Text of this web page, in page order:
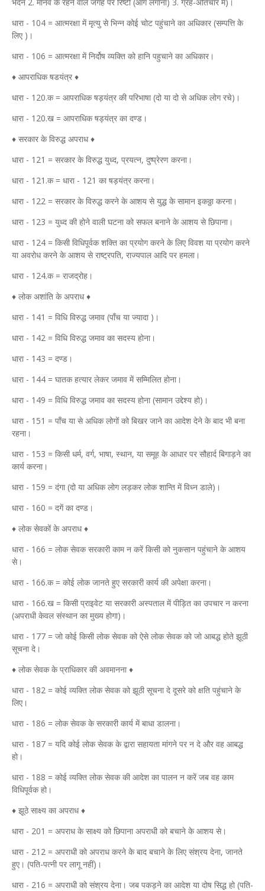
धारा - 104 = आत्मरक्षा में मृत्यु से भिन्न कोई चोट पहुंचाने का अधिकार (सम्पत्ति के
लिए )।
धारा - 106 = आत्मरक्षा में निर्दोष व्यक्ति को हानि पहुचाने का अधिकार।
♦ आपराधिक षडयंत्र ♦
धारा - 120.क = आपराधिक षड़यंत्र की परिभाषा (दो या दो से अधिक लोग रचे)।
धारा - 120.ख = आपराधिक षड्यंत्र का दण्ड।
♦ सरकार के विरुद्ध अपराध ♦
धारा - 121 = सरकार के विरुद्ध युध्द, प्रयत्न, दुष्प्रेरण करना।
धारा - 121.क = धारा - 121 का षड़यंत्र करना।
धारा - 122 = सरकार के विरुद्ध करने के आशय से युद्ध के सामान इकठ्ठा करना।
धारा - 123 = युध्द की होने वाली घटना को सफल बनाने के आशय से छिपाना।
धारा - 124 = किसी विधिपूर्वक शक्ति का प्रयोग करने के लिए विवश या प्रयोग करने
या अवरोध करने के आशय से राष्ट्रपति, राज्यपाल आदि पर हमला।
धारा - 124.क = राजद्रोह।
♦ लोक अशांति के अपराध ♦
धारा - 141 = विधि विरुद्ध जमाव (पाँच या ज्यादा )।
धारा - 142 = विधि विरुद्ध जमाव का सदस्य होना।
धारा - 143 = दण्ड।
धारा - 144 = घातक हत्यार लेकर जमाव में सम्मिलित होना।
धारा - 149 = विधि विरुद्ध जमाव का सदस्य होना (सामान उद्देश्य हो)।
धारा - 151 = पाँच या से अधिक लोगों को बिखर जाने का आदेश देने के बाद भी बना
रहना।
धारा - 153 = किसी धर्म, वर्ग, भाषा, स्थान, या समूह के आधार पर सौहार्द बिगाड़ने का
कार्य करना।
धारा - 159 = दंगा (दो या अधिक लोग लड़कर लोक शान्ति में विध्न डाले)।
धारा - 160 = दगें का दण्ड।
♦ लोक सेवकों के अपराध ♦
धारा - 166 = लोक सेवक सरकारी काम न करें किसी को नुकसान पहुंचाने के आशय
से।
धारा - 166.क = कोई लोक जानते हुए सरकारी कार्य की अपेक्षा करना।
धारा - 166.ख = किसी प्राइवेट या सरकारी अस्पताल में पीड़ित का उपचार न करना
(अपराधी केवल संस्थान का मुख्य होगा)।
धारा - 177 = जो कोई किसी लोक सेवक को ऐसे लोक सेवक को जो आबद्ध होते झूठी
सूचना दे।
♦ लोक सेवक के प्राधिकार की अवमानना ♦
धारा - 182 = कोई व्यक्ति लोक सेवक को झूठी सूचना दे दूसरे को क्षति पहुंचाने के
लिए।
धारा - 186 = लोक सेवक के सरकारी कार्य में बाधा डालना।
धारा - 187 = यदि कोई लोक सेवक के द्वारा सहायता मांगने पर न दे और वह आबद्ध
हो।
धारा - 188 = कोई व्यक्ति लोक सेवक की आदेश का पालन न करें जब वह काम
विधिपूर्वक हो।
♦ झूठे साक्ष्य का अपराध ♦
धारा - 201 = अपराध के साक्ष्य को छिपाना अपराधी को बचाने के आशय से।
धारा - 212 = अपराधी को अपराध करने के बाद बचाने के लिए संश्रय देना, जानते
हुए। (पति-पत्नी पर लागू नहीं)।
धारा - 216 = अपराधी को संश्रय देना। जब पकड़ने का आदेश या दोष सिद्ध हो (पति-